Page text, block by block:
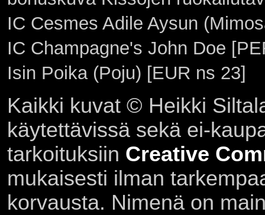
IC Cesmes Adile Aysun
IC Champagne's John Doe
Isin Poika (Poju) [EUR ns 23]
Kaikki kuvat © Heikki
käytettävissä sekä ei-
tarkoituksiin Creative
mukaisesti ilman
korvausta. Nimenä on